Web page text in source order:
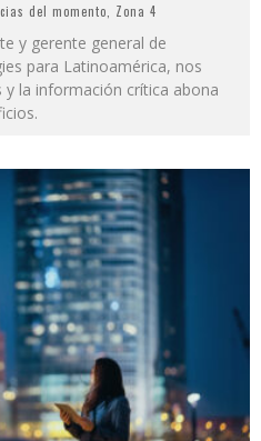
del momento Zona 4
y gerente general de
para Latinoamérica, nos
la información crítica abona